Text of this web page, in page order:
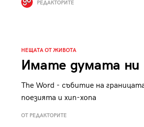
РЕДАКТОРИТЕ
НЕЩАТА ОТ ЖИВОТА
Имате думата ни
The Word - събитие на
поезията и хип-хопа
ОТ РЕДАКТОРИТЕ 29